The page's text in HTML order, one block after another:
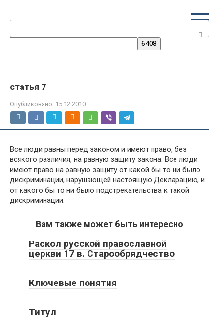
статья 7
Опубликовано: 15.12.2010
Все люди равны перед законом и имеют право, без
всякого различия, на равную защиту закона. Все люди
имеют право на равную защиту от какой бы то ни было
дискриминации, нарушающей настоящую Декларацию, и
от какого бы то ни было подстрекательства к такой
дискриминации.
Вам также может быть интересно
Раскол русской православной
церкви 17 в. Старообрядчество
Ключевые понятия
Титул